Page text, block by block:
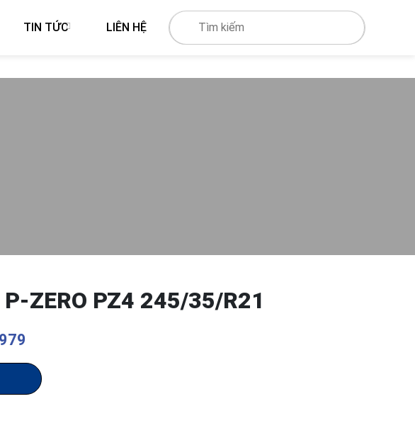
TIN TỨC LIÊN HỆ
P-ZERO PZ4 245/35/R21